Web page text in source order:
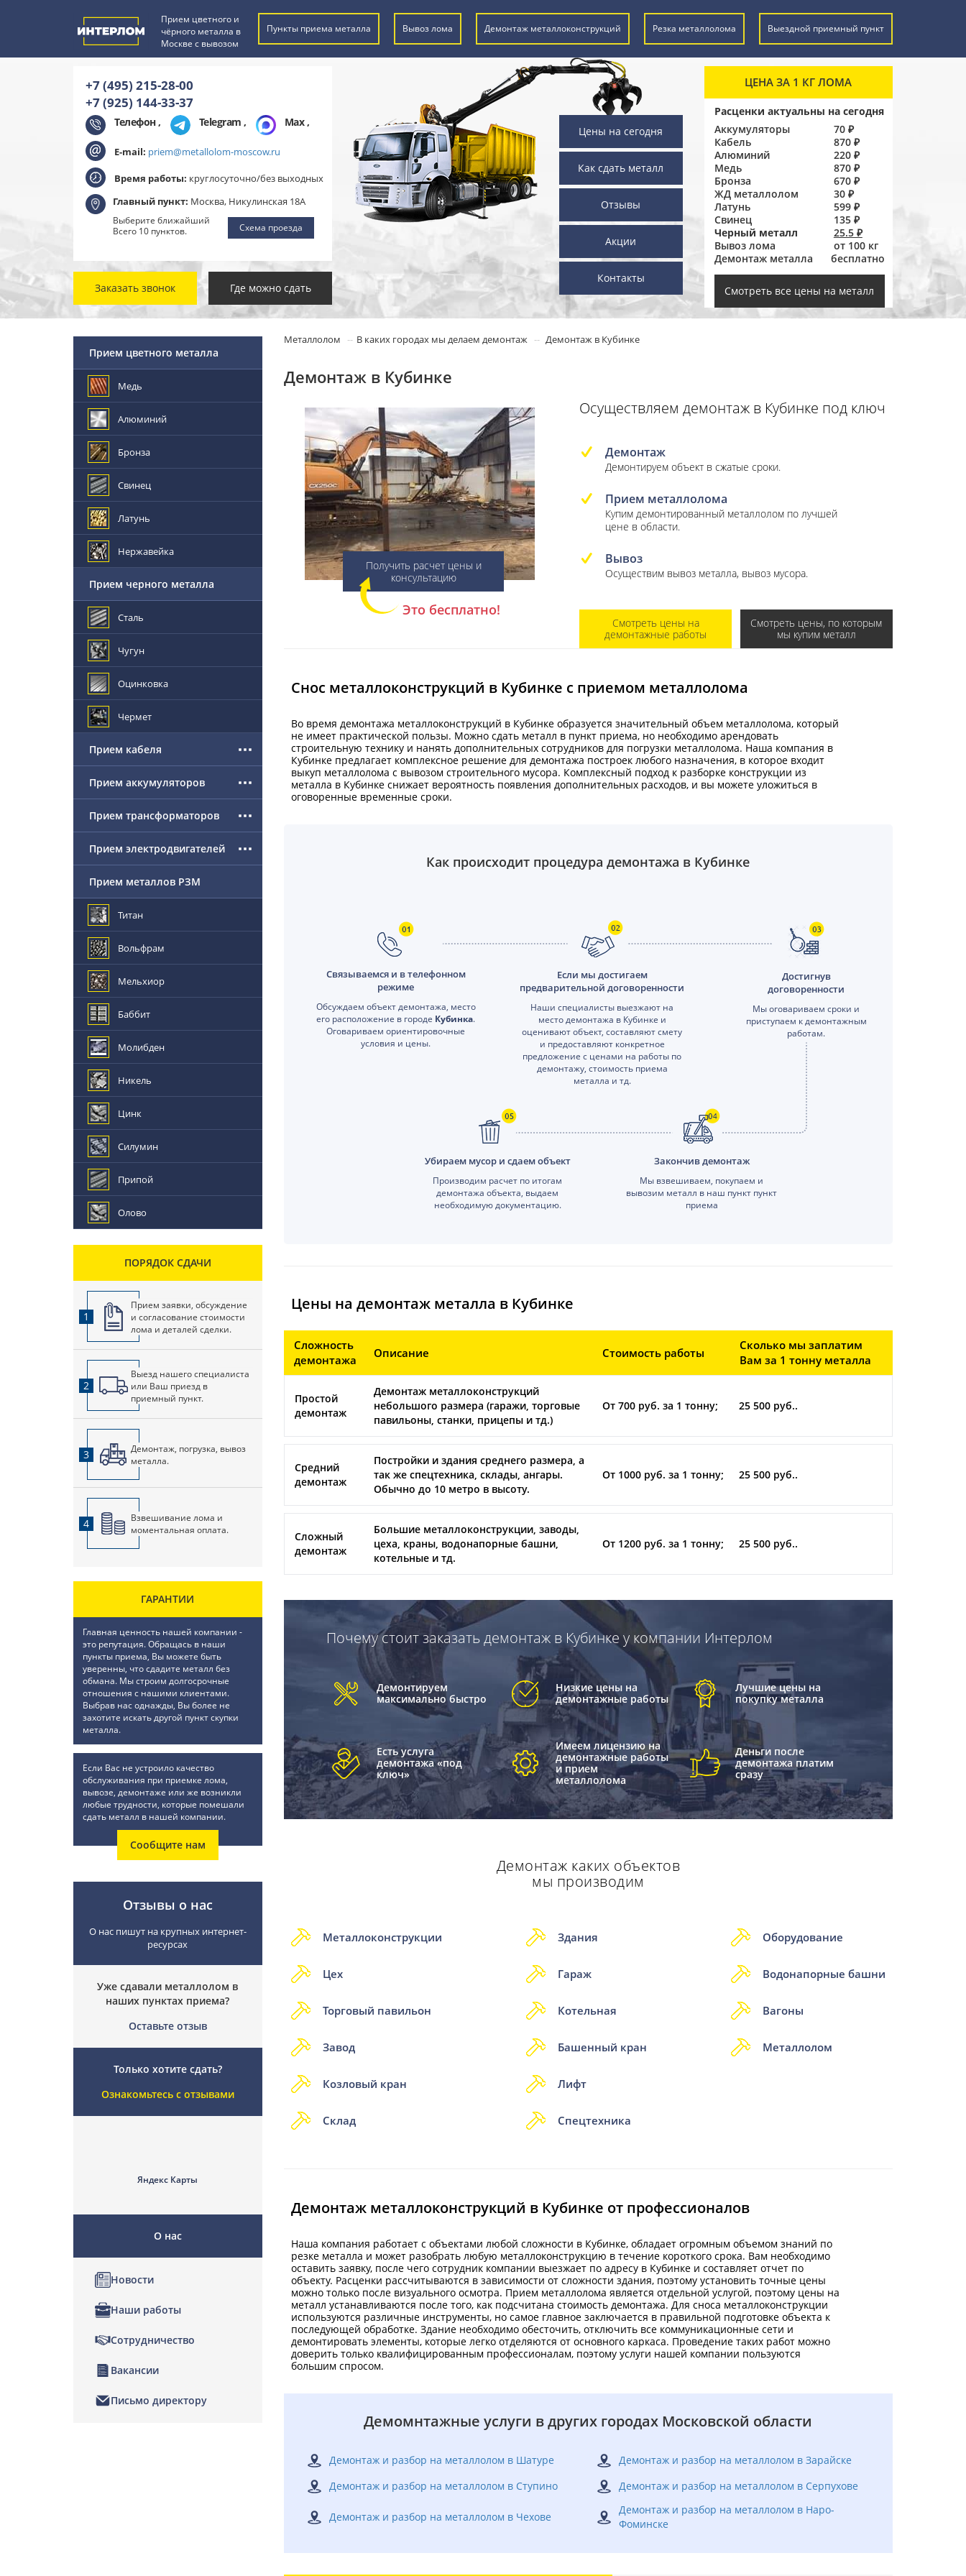
Прием цветного и
чёрного металла в
Москве с вывозом
Пункты приема металла Вывоз лома Демонтаж металлоконструкций Резка металлолома Выездной приемный пункт
+7 (495) 215-28-00
+7 (925) 144-33-37
Телефон , Telegram , Max,
E-mail: priem@metallolom-moscow.ru
Время работы: круглосуточно/без выходных
Главный пункт: Москва, Никулинская 18А
Выберите ближайший
Всего 10 пунктов.
Схема проезда
Заказать звонок Где можно сдать
ЦЕНА ЗА 1 КГ ЛОМА
Расценки актуальны на сегодня
Аккумуляторы
70 ₽
Кабель
870 ₽
Алюминий
220 ₽
Медь
870 ₽
Бронза
670 ₽
ЖД металлолом
30 ₽
Латунь
599 ₽
Свинец
135 ₽
Черный металл
25.5 ₽
Вывоз лома
от 100 кг
Демонтаж металла
бесплатно
Смотреть все цены на металл
Цены на сегодня
Как сдать металл
Отзывы
Акции
Контакты
Металлолом В каких городах мы делаем демонтаж Демонтаж в Кубинке
Демонтаж в Кубинке
Получить расчет цены и
консультацию
Это бесплатно!
Осуществляем демонтаж в Кубинке под ключ
Демонтаж
Демонтируем объект в сжатые сроки.
Прием металлолома
Купим демонтированный металлолом по лучшей
цене в области.
Вывоз
Осуществим вывоз металла, вывоз мусора.
Смотреть цены на
демонтажные работы
Смотреть цены, по которым
мы купим металл
Снос металлоконструкций в Кубинке с приемом металлолома
Во время демонтажа металлоконструкций в Кубинке образуется значительный объем металлолома, который
не имеет практической пользы. Можно сдать металл в пункт приема, но необходимо арендовать
строительную технику и нанять дополнительных сотрудников для погрузки металлолома. Наша компания в
Кубинке предлагает комплексное решение для демонтажа построек любого назначения, в которое входит
выкуп металлолома с вывозом строительного мусора. Комплексный подход к разборке конструкции из
металла в Кубинке снижает вероятность появления дополнительных расходов, и вы можете уложиться в
оговоренные временные сроки.
Как происходит процедура демонтажа в Кубинке
Связываемся и в телефонном
режиме
Обсуждаем объект демонтажа, место
его расположение в городе Кубинка.
Оговариваем ориентировочные
условия и цены.
Если мы достигаем
предварительной договоренности
Наши специалисты выезжают на
место демонтажа в Кубинке и
оценивают объект, составляют смету
и предоставляют конкретное
предложение с ценами на работы по
демонтажу, стоимость приема
металла и тд.
Достигнув
договоренности
Мы оговариваем сроки и
приступаем к демонтажным
работам.
Закончив демонтаж
Мы взвешиваем, покупаем и
вывозим металл в наш пункт пункт
приема
Убираем мусор и сдаем объект
Производим расчет по итогам
демонтажа объекта, выдаем
необходимую документацию.
Цены на демонтаж металла в Кубинке
Сложность
демонтажа
Описание Стоимость работы
Сколько мы заплатим
Вам за 1 тонну металла
Простой
демонтаж
Демонтаж металлоконструкций
небольшого размера (гаражи, торговые
павильоны, станки, прицепы и тд.)
От 700 руб. за 1 тонну; 25 500 руб..
Средний
демонтаж
Постройки и здания среднего размера, а
так же спецтехника, склады, ангары.
Обычно до 10 метро в высоту.
От 1000 руб. за 1 тонну; 25 500 руб..
Сложный
демонтаж
Большие металлоконструкции, заводы,
цеха, краны, водонапорные башни,
котельные и тд.
От 1200 руб. за 1 тонну; 25 500 руб..
Почему стоит заказать демонтаж в Кубинке у компании Интерлом
Демонтируем
максимально быстро
Низкие цены на
демонтажные работы
Лучшие цены на
покупку металла
Есть услуга
демонтажа «под
ключ»
Имеем лицензию на
демонтажные работы
и прием
металлолома
Деньги после
демонтажа платим
сразу
Демонтаж каких объектов
мы производим
Металлоконструкции
Цех
Торговый павильон
Завод
Козловый кран
Склад
Здания
Гараж
Котельная
Башенный кран
Лифт
Спецтехника
Оборудование
Водонапорные башни
Вагоны
Металлолом
Демонтаж металлоконструкций в Кубинке от профессионалов
Наша компания работает с объектами любой сложности в Кубинке, обладает огромным объемом знаний по
резке металла и может разобрать любую металлоконструкцию в течение короткого срока. Вам необходимо
оставить заявку, после чего сотрудник компании выезжает по адресу в Кубинке и составляет отчет по
объекту. Расценки рассчитываются в зависимости от сложности здания, поэтому установить точные цены
можно только после визуального осмотра. Прием металлолома является отдельной услугой, поэтому цены на
металл устанавливаются после того, как подсчитана стоимость демонтажа. Для сноса металлоконструкции
используются различные инструменты, но самое главное заключается в правильной подготовке объекта к
последующей обработке. Здание необходимо обесточить, отключить все коммуникационные сети и
демонтировать элементы, которые легко отделяются от основного каркаса. Проведение таких работ можно
доверить только квалифицированным профессионалам, поэтому услуги нашей компании пользуются
большим спросом.
Демомнтажные услуги в других городах Московской области
Демонтаж и разбор на металлолом в Шатуре
Демонтаж и разбор на металлолом в Зарайске
Демонтаж и разбор на металлолом в Ступино
Демонтаж и разбор на металлолом в Серпухове
Демонтаж и разбор на металлолом в Чехове
Демонтаж и разбор на металлолом в Наро-
Фоминске
Прием цветного металла
Медь
Алюминий
Бронза
Свинец
Латунь
Нержавейка
Прием черного металла
Сталь
Чугун
Оцинковка
Чермет
Прием кабеля
Прием аккумуляторов
Прием трансформаторов
Прием электродвигателей
Прием металлов РЗМ
Титан
Вольфрам
Мельхиор
Баббит
Молибден
Никель
Цинк
Силумин
Припой
Олово
ПОРЯДОК СДАЧИ
1
Прием заявки, обсуждение
и согласование стоимости
лома и деталей сделки.
2
Выезд нашего специалиста
или Ваш приезд в
приемный пункт.
3
Демонтаж, погрузка, вывоз
металла.
4
Взвешивание лома и
моментальная оплата.
ГАРАНТИИ
Главная ценность нашей компании -
это репутация. Обращась в наши
пункты приема, Вы можете быть
уверенны, что сдадите металл без
обмана. Мы строим долгосрочные
отношения с нашими клиентами.
Выбрав нас однажды, Вы более не
захотите искать другой пункт скупки
металла.
Если Вас не устроило качество
обслуживания при приемке лома,
вывозе, демонтаже или же возникли
любые трудности, которые помешали
сдать металл в нашей компании.
Сообщите нам
Отзывы о нас
О нас пишут на крупных интернет-
ресурсах
Уже сдавали металлолом в
наших пунктах приема?
Оставьте отзыв
Только хотите сдать?
Ознакомьтесь с отзывами
Яндекс Карты
О нас
Новости
Наши работы
Сотрудничество
Вакансии
Письмо директору